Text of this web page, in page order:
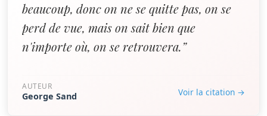
beaucoup, donc on ne se quitte pas, on se
perd de vue, mais on sait bien que
n'importe où, on se retrouvera.”
AUTEUR
George Sand Voir la citation →